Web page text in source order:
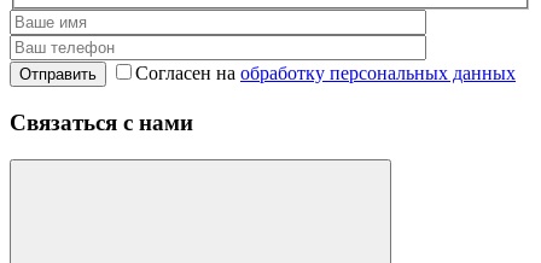
Отправить Согласен на обработку персональных данных
Связаться с нами